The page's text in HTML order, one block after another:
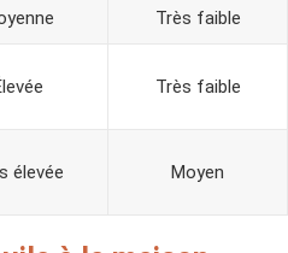
Très faible
Très faible
élevée Moyen